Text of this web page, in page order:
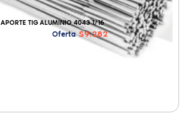
APORTE TIG ALUMINIO 4043 1/16
Oferta $9.282